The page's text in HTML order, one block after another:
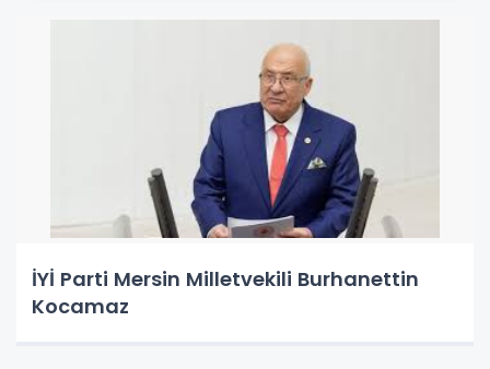
İYİ Parti Mersin Milletvekili Burhanettin
Kocamaz